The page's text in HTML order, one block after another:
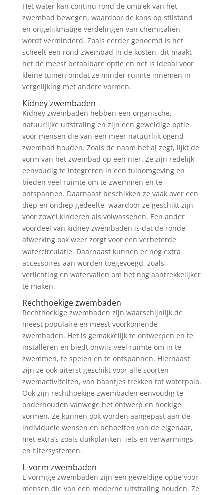
Het water kan continu rond de omtrek van het
zwembad bewegen, waardoor de kans op stilstand
en ongelijkmatige verdelingen van chemicaliën
wordt verminderd. Zoals eerder genoemd is het
scheelt een rond zwembad in de kosten, dit maakt
het de meest betaalbare optie en het is ideaal voor
kleine tuinen omdat ze minder ruimte innemen in
vergelijking met andere vormen.
Kidney zwembaden
Kidney zwembaden hebben een organische,
natuurlijke uitstraling en zijn een geweldige optie
voor mensen die van een meer natuurlijk ogend
zwembad houden. Zoals de naam het al zegt, lijkt de
vorm van het zwembad op een nier. Ze zijn redelijk
eenvoudig te integreren in een tuinomgeving en
bieden veel ruimte om te zwemmen en te
ontspannen. Daarnaast beschikken ze vaak over een
diep en ondiep gedeelte, waardoor ze geschikt zijn
voor zowel kinderen als volwassenen. Een ander
voordeel van kidney zwembaden is dat de ronde
afwerking ook weer zorgt voor een verbeterde
watercirculatie. Daarnaast kunnen er nog extra
accessoires aan worden toegevoegd, zoals
verlichting en watervallen om het nog aantrekkelijker
te maken.
Rechthoekige zwembaden
Rechthoekige zwembaden zijn waarschijnlijk de
meest populaire en meest voorkomende
zwembaden. Het is gemakkelijk te ontwerpen en te
installeren en biedt onwijs veel ruimte om in te
zwemmen, te spelen en te ontspannen. Hiernaast
zijn ze ook uiterst geschikt voor alle soorten
zwemactiviteiten, van baantjes trekken tot waterpolo.
Ook zijn rechthoekige zwembaden eenvoudig te
onderhouden vanwege het ontwerp en hoekige
vormen. Ze kunnen ook worden aangepast aan de
individuele wensen en behoeften van de eigenaar,
met extra’s zoals duikplanken, jets en verwarmings-
en filtersystemen.
L-vorm zwembaden
L-vormige zwembaden zijn een geweldige optie voor
mensen die van een moderne uitstraling houden. Ze